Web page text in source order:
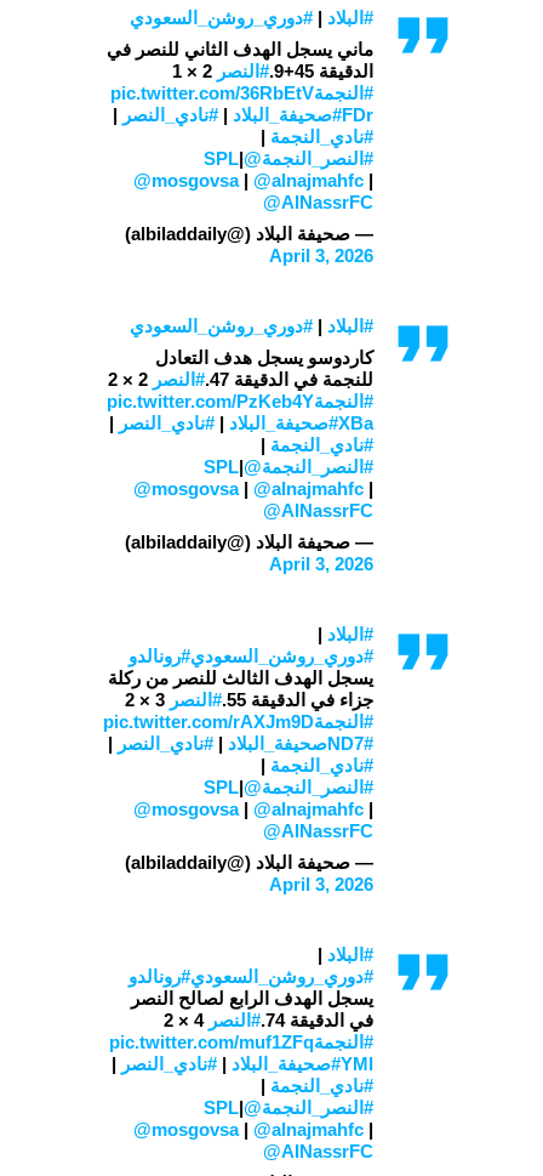
#البلاد |#دوري_روشن_السعودي
ماني يسجل الهدف الثاني للنصر في
الدقيقة 45+9.
#النصر
#النجمةpic.twitter.com/36RbEtV
FDr#صحيفة_البلاد |#نادي_النصر |
#نادي_النجمة |
#النصر_النجمة@SPL
|
@mosgovsa| @alnajmahfc |
@AlNassrFC
— صحيفة البلاد (@albiladdaily)
April 3, 2026
#البلاد |#دوري_روشن_السعودي
كاردوسو يسجل هدف التعادل
للنجمة في الدقيقة 47.
#النصر
#النجمةpic.twitter.com/PzKeb4Y
XBa#صحيفة_البلاد |#نادي_النصر |
#نادي_النجمة |
#النصر_النجمة@SPL
|
@mosgovsa| @alnajmahfc |
@AlNassrFC
— صحيفة البلاد (@albiladdaily)
April 3, 2026
#البلاد |
#دوري_روشن_السعودي#رونالدو
يسجل الهدف الثالث للنصر من ركلة
جزاء في الدقيقة 55.
#النصر
#النجمةpic.twitter.com/rAXJm9D
ND7#صحيفة_البلاد |#نادي_النصر |
#نادي_النجمة |
#النصر_النجمة@SPL
|
@mosgovsa| @alnajmahfc |
@AlNassrFC
— صحيفة البلاد (@albiladdaily)
April 3, 2026
#البلاد |
#دوري_روشن_السعودي#رونالدو
يسجل الهدف الرابع لصالح النصر
في الدقيقة 74.
#النصر 4 × 2
#النجمةpic.twitter.com/muf1ZFq
YMl#صحيفة_البلاد |#نادي_النصر |
#نادي_النجمة |
#النصر_النجمة@SPL
|
@mosgovsa| @alnajmahfc |
@AlNassrFC